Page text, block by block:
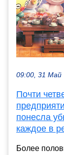
09:00, 31 Май
Почти
понесла
каждое в
Более